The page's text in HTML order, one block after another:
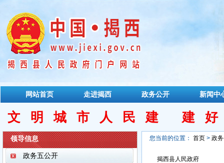
网站首页 走进揭西 政务公开 新闻中
文明城市人民建 建
领导信息
政务五公开
您当前的位置： 首页 > 政
揭西县人民政府